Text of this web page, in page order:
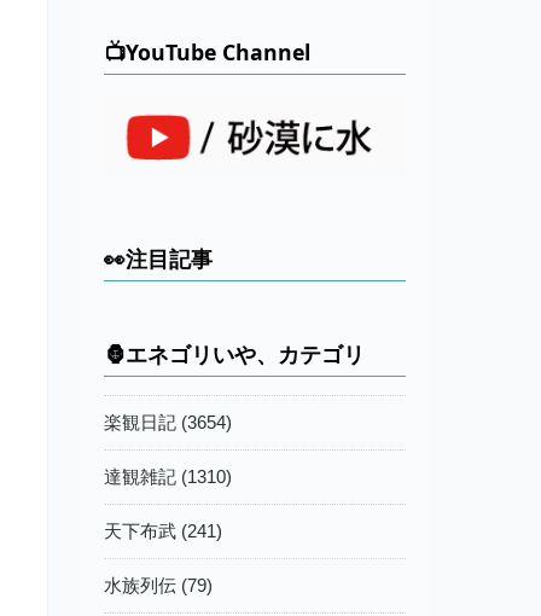
📺YouTube Channel
👀注目記事
🦍エネゴリいや、カテゴリ
楽観日記 (3654)
達観雑記 (1310)
天下布武 (241)
水族列伝 (79)